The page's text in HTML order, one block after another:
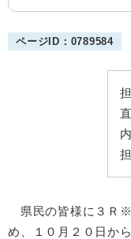
ページID：0789584
県民の皆様に３Ｒ※
め、１０月２０日か